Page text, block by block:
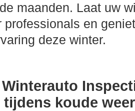
maanden. Laat uw
professionals en
deze winter.
koude